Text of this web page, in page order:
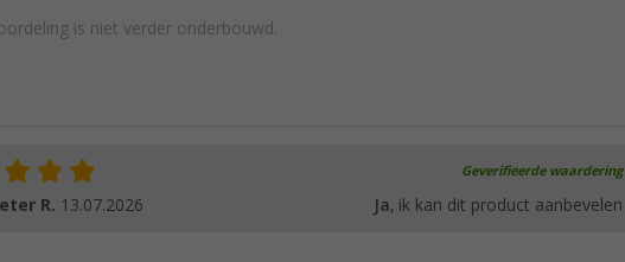
is niet verder onderbouwd.
Geverifieerde waardering
R. 13.07.2026 Ja, ik kan dit product aanbevelen